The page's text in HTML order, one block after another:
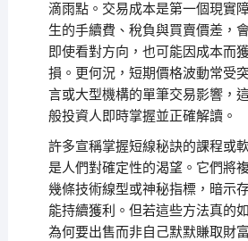
滴雨點。交易成本是第一個現實
生的手續費、稅負與買賣價差，
即使看對方向，也可能因成本而
損。更何況，短期價格波動常受
言或大型機構的單筆交易影響，
般投資人即時掌握並正確解讀。
許多宣稱掌握短線秘訣的課程或
是人們對確定性的渴望。它們將
幾條技術線型或神秘指標，暗示
能持續獲利。但若這些方法真的
為何要出售而非自己默默賺取財